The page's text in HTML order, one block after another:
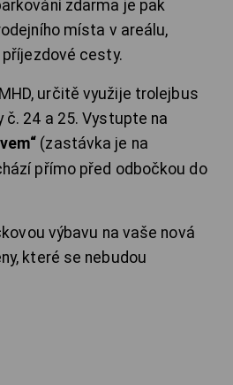
zdarma je pak
místa v areálu,
cesty.
určitě využije trolejbus
č. 24 a 25. Vystupte na
(zastávka je na
přímo před odbočkou do
výbavu na vaše nová
které se nebudou